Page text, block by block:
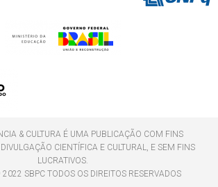
& CULTURA É UMA PUBLICAÇÃO COM FINS
CIENTÍFICA E CULTURAL, E SEM FINS
LUCRATIVOS.
SBPC TODOS OS DIREITOS RESERVADOS